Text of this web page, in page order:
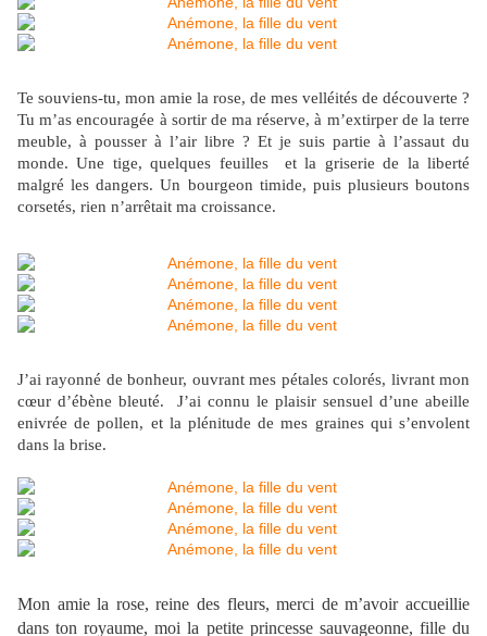
Te souviens-tu, mon amie la rose, de mes velléités de découverte ?
Tu m’as encouragée à sortir de ma réserve, à m’extirper de la terre
meuble, à pousser à l’air libre ? Et je suis partie à l’assaut du
monde. Une tige, quelques feuilles et la griserie de la liberté
malgré les dangers. Un bourgeon timide, puis plusieurs boutons
corsetés, rien n’arrêtait ma croissance.
J’ai rayonné de bonheur, ouvrant mes pétales colorés, livrant mon
cœur d’ébène bleuté. J’ai connu le plaisir sensuel d’une abeille
enivrée de pollen, et la plénitude de mes graines qui s’envolent
dans la brise.
Mon amie la rose, reine des fleurs, merci de m’avoir accueillie
dans ton royaume, moi la petite princesse sauvageonne, fille du